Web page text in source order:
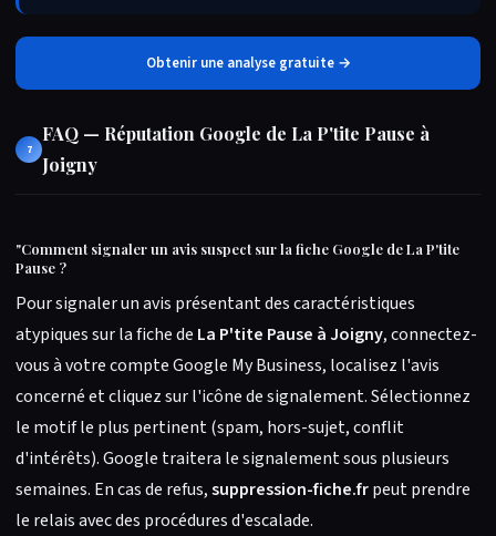
Obtenir une analyse gratuite →
7
FAQ — Réputation Google de La P'tite Pause à
Joigny
"Comment signaler un avis suspect sur la fiche Google de La P'tite
Pause ?
Pour signaler un avis présentant des caractéristiques
atypiques sur la fiche de La P'tite Pause à Joigny, connectez-
vous à votre compte Google My Business, localisez l'avis
concerné et cliquez sur l'icône de signalement. Sélectionnez
le motif le plus pertinent (spam, hors-sujet, conflit
d'intérêts). Google traitera le signalement sous plusieurs
semaines. En cas de refus,suppression-fiche.frpeut prendre
le relais avec des procédures d'escalade.